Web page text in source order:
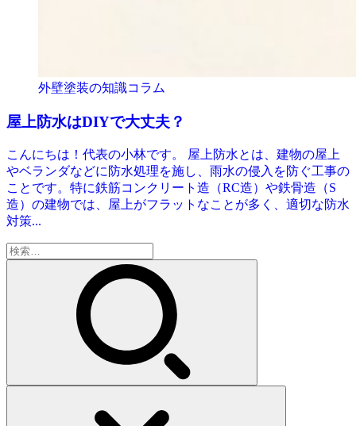
外壁塗装の知識コラム
屋上防水はDIYで大丈夫？
こんにちは！代表の小林です。 屋上防水とは、建物の屋上
やベランダなどに防水処理を施し、雨水の侵入を防ぐ工事の
ことです。特に鉄筋コンクリート造（RC造）や鉄骨造（S
造）の建物では、屋上がフラットなことが多く、適切な防水
対策...
検
索: